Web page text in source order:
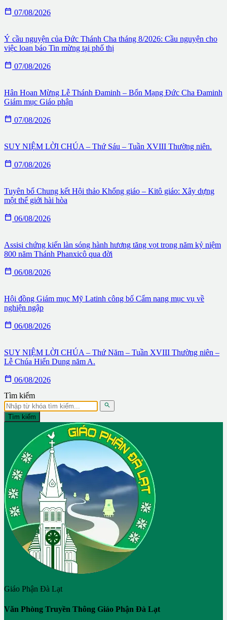
 07/08/2026
Ý cầu nguyện của Đức Thánh Cha tháng 8/2026: Cầu nguyện cho
việc loan báo Tin mừng tại phố thị
 07/08/2026
Hân Hoan Mừng Lễ Thánh Đaminh – Bổn Mạng Đức Cha Đaminh
Giám mục Giáo phận
 07/08/2026
SUY NIỆM LỜI CHÚA – Thứ Sáu – Tuần XVIII Thường niên.
 07/08/2026
Tuyên bố Chung kết Hội thảo Khổng giáo – Kitô giáo: Xây dựng
một thế giới hài hòa
 06/08/2026
Assisi chứng kiến làn sóng hành hương tăng vọt trong năm kỷ niệm
800 năm Thánh Phanxicô qua đời
 06/08/2026
Hội đồng Giám mục Mỹ Latinh công bố Cẩm nang mục vụ về
nghiện ngập
 06/08/2026
SUY NIỆM LỜI CHÚA – Thứ Năm – Tuần XVIII Thường niên –
Lễ Chúa Hiển Dung năm A.
 06/08/2026
Tìm kiếm

Tìm kiếm
Giáo Phận Đà Lạt
Văn Phòng Truyền Thông Giáo Phận Đà Lạt